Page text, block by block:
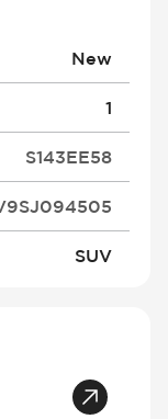
New
1
S143EE58
SUV